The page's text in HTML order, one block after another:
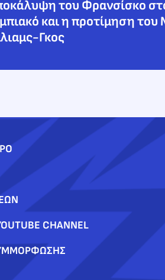
του Φρανσίσκο
και η προτίμηση
Γκος
CHANNEL